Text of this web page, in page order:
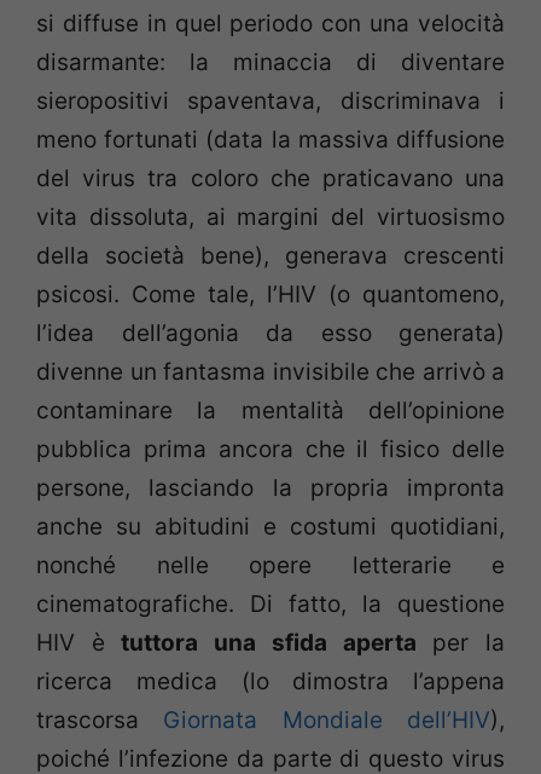
si diffuse in quel periodo con una velocità
disarmante: la minaccia di diventare
sieropositivi spaventava, discriminava i
meno fortunati (data la massiva diffusione
del virus tra coloro che praticavano una
vita dissoluta, ai margini del virtuosismo
della società bene), generava crescenti
psicosi. Come tale, l’HIV (o quantomeno,
l’idea dell’agonia da esso generata)
divenne un fantasma invisibile che arrivò a
contaminare la mentalità dell’opinione
pubblica prima ancora che il fisico delle
persone, lasciando la propria impronta
anche su abitudini e costumi quotidiani,
nonché nelle opere letterarie e
cinematografiche. Di fatto, la questione
HIV ètuttora una sfida aperta per la
ricerca medica (lo dimostra l’appena
trascorsa Giornata Mondiale dell’HIV),
poiché l’infezione da parte di questo virus